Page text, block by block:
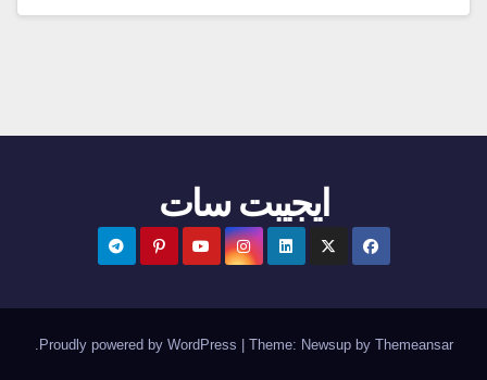
ايجيبت سات
Proudly powered by WordPress Theme: Newsupby Themeansar